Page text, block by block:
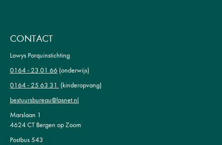
CONTACT
Lowys Porquinstichting
0164 - 23 01 66 (onderwijs)
0164 - 25 63 31 (kinderopvang)
bestuursbureau@lpsnet.nl
Marslaan 1
4624 CT Bergen op Zoom
Postbus 543